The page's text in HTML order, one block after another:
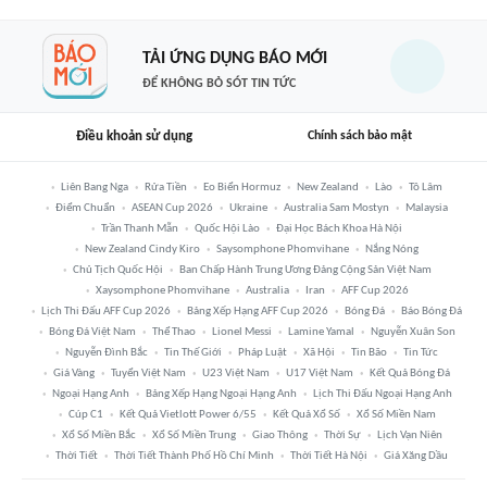
TẢI ỨNG DỤNG BÁO MỚI
ĐỂ KHÔNG BỎ SÓT TIN TỨC
Điều khoản sử dụng Chính sách bảo mật
Liên Bang Nga Rửa Tiền Eo Biển Hormuz New Zealand Lào
Tô Lâm
Điểm Chuẩn
ASEAN Cup 2026 Ukraine Australia Sam Mostyn
Malaysia
Trần Thanh Mẫn
Quốc Hội Lào
Đại Học Bách Khoa Hà Nội
New Zealand Cindy Kiro
Saysomphone Phomvihane
Nắng Nóng
Chủ Tịch Quốc Hội
Ban Chấp Hành Trung Ương Đảng Cộng Sản Việt Nam
Xaysomphone Phomvihane
Australia Iran
AFF Cup 2026
Lịch Thi Đấu AFF Cup 2026
Bảng Xếp Hạng AFF Cup 2026 Bóng Đá
Báo Bóng Đá
Bóng Đá Việt Nam
Thể Thao Lionel Messi Lamine Yamal
Nguyễn Xuân Son
Nguyễn Đình Bắc
Tin Thế Giới Pháp Luật Xã Hội Tin Bão
Tin Tức
Giá Vàng
Tuyển Việt Nam U23 Việt Nam U17 Việt Nam
Kết Quả Bóng Đá
Ngoại Hạng Anh
Bảng Xếp Hạng Ngoại Hạng Anh
Lịch Thi Đấu Ngoại Hạng Anh
Cúp C1
Kết Quả Vietlott Power 6/55 Kết Quả Xổ Số
Xổ Số Miền Nam
Xổ Số Miền Bắc
Xổ Số Miền Trung Giao Thông Thời Sự
Lịch Vạn Niên
Thời Tiết
Thời Tiết Thành Phố Hồ Chí Minh Thời Tiết Hà Nội Giá Xăng Dầu